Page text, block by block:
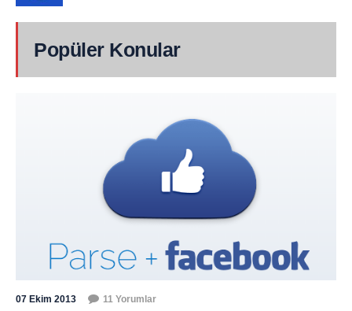
Popüler Konular
07 Ekim 2013 11 Yorumlar